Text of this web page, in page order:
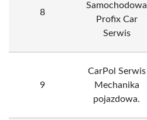
8
Samochodowa
Profix Car
Serwis
9
CarPol Serwis
Mechanika
pojazdowa.